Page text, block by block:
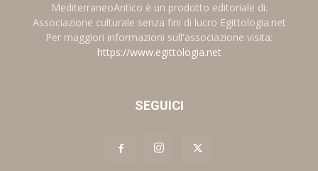
MediterraneoAntico è un prodotto editoriale di:
Associazione culturale senza fini di lucro Egittologia.net
Per maggiori informazioni sull'associazione visita:
https://www.egittologia.net
SEGUICI